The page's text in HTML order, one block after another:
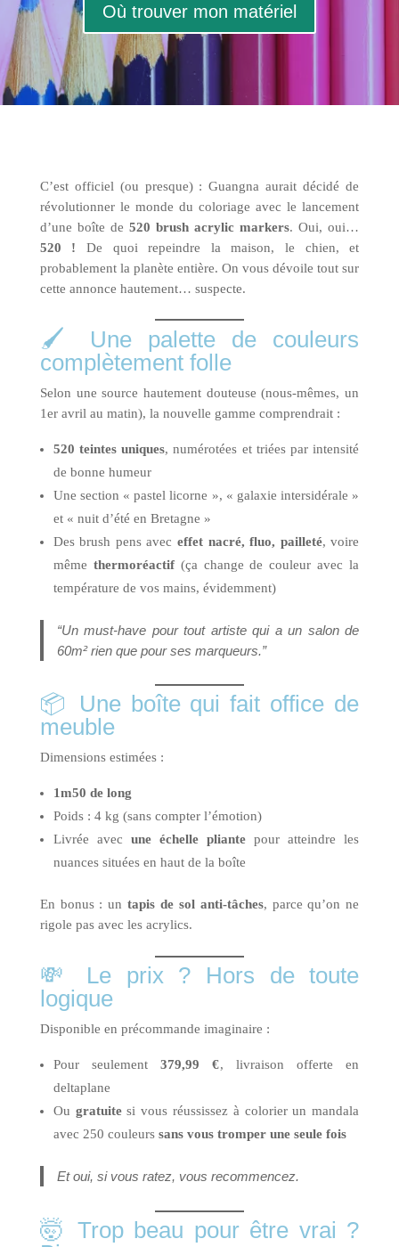
Où trouver mon matériel
C’est officiel (ou presque) : Guangna aurait décidé de
révolutionner le monde du coloriage avec le lancement
d’une boîte de 520 brush acrylic markers. Oui, oui…
520 ! De quoi repeindre la maison, le chien, et
probablement la planète entière. On vous dévoile tout sur
cette annonce hautement… suspecte.
🖌️ Une palette de couleurs
complètement folle
Selon une source hautement douteuse (nous-mêmes, un
1er avril au matin), la nouvelle gamme comprendrait :
520 teintes uniques, numérotées et triées par intensité
de bonne humeur
Une section « pastel licorne », « galaxie intersidérale »
et « nuit d’été en Bretagne »
Des brush pens avec effet nacré, fluo, pailleté, voire
même thermoréactif(ça change de couleur avec la
température de vos mains, évidemment)
“Un must-have pour tout artiste qui a un salon de
60m² rien que pour ses marqueurs.”
📦 Une boîte qui fait office de
meuble
Dimensions estimées :
1m50 de long
Poids : 4 kg (sans compter l’émotion)
Livrée avec une échelle pliante pour atteindre les
nuances situées en haut de la boîte
En bonus : untapis de sol anti-tâches, parce qu’on ne
rigole pas avec les acrylics.
💸 Le prix ? Hors de toute
logique
Disponible en précommande imaginaire :
Pour seulement379,99 €, livraison offerte en
deltaplane
Ou gratuitesi vous réussissez à colorier un mandala
avec 250 couleurs sans vous tromper une seule fois
Et oui, si vous ratez, vous recommencez.
🤯 Trop beau pour être vrai ?